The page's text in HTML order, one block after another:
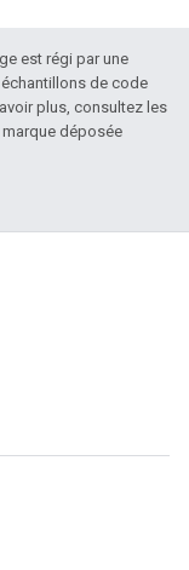
est régi par une
échantillons de code
plus, consultez les
marque déposée